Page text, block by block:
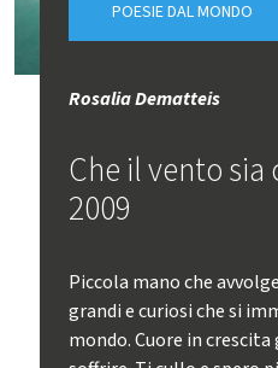
POESIE DAL MONDO
Rosalia Dematteis
Che il vento
2009
Piccola mano che
grandi e curiosi che si
mondo. Cuore in